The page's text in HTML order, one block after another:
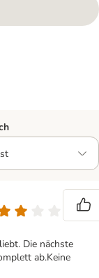
Die nächste
ab.Keine